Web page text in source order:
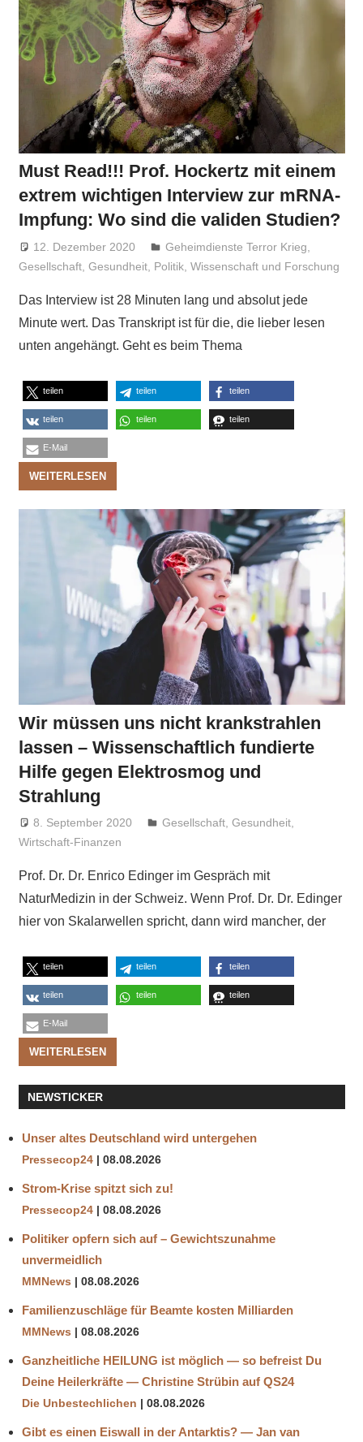
Must Read!!! Prof. Hockertz mit einem
extrem wichtigen Interview zur mRNA-
Impfung: Wo sind die validen Studien?
12. Dezember 2020 Niki Vogt
Geheimdienste Terror Krieg
Gesellschaft, Gesundheit, Politik, Wissenschaft und Forschung
Das Interview ist 28 Minuten lang und absolut jede
Minute wert. Das Transkript ist für die, die lieber lesen
unten angehängt. Geht es beim Thema
teilen teilen teilen
teilen teilen teilen
E-Mail
WEITERLESEN
Wir müssen uns nicht krankstrahlen
lassen – Wissenschaftlich fundierte
Hilfe gegen Elektrosmog und
Strahlung
8. September 2020 Niki Vogt
Gesellschaft,Gesundheit,
Wirtschaft-Finanzen
Prof. Dr. Dr. Enrico Edinger im Gespräch mit
NaturMedizin in der Schweiz. Wenn Prof. Dr. Dr. Edinger
hier von Skalarwellen spricht, dann wird mancher, der
teilen teilen teilen
teilen teilen teilen
E-Mail
WEITERLESEN
NEWSTICKER
Unser altes Deutschland wird untergehen
Pressecop24 08.08.2026
Strom-Krise spitzt sich zu!
Pressecop24 08.08.2026
Politiker opfern sich auf – Gewichtszunahme
unvermeidlich
MMNews 08.08.2026
Familienzuschläge für Beamte kosten Milliarden
MMNews 08.08.2026
Ganzheitliche HEILUNG ist möglich — so befreist Du
Deine Heilerkräfte — Christine Strübin auf QS24
Die Unbestechlichen 08.08.2026
Gibt es einen Eiswall in der Antarktis? — Jan van